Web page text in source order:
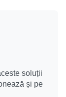
soluții
și pe